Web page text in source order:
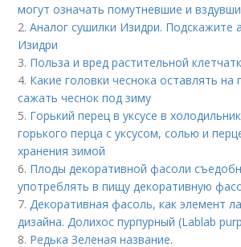
могут означать помутневшие и
2.Аналог сушилки Изидри. Подскажите
Изидри
3. Польза и вред растительной
4. Какие головки чеснока оставлять на
сажать чеснок под зиму
5. Горький перец в уксусе в
горького перца с уксусом, солью и
хранения зимой
6. Плоды декоративной фасоли
употреблять в пищу декоративную
7. Декоративная фасоль, как элемент
дизайна. Долихос пурпурный (Lablab
8. Редька Зеленая название.